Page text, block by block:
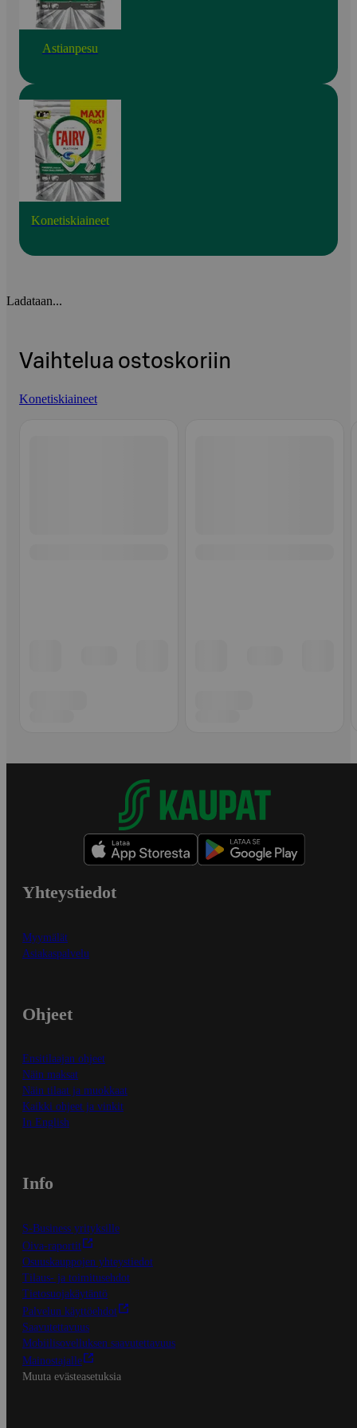
Astianpesu
Konetiskiaineet
Ladataan...
Vaihtelua ostoskoriin
Konetiskiaineet
Yhteystiedot
Myymälät
Asiakaspalvelu
Ohjeet
Ensitilaajan ohjeet
Näin maksat
Näin tilaat ja muokkaat
Kaikki ohjeet ja vinkit
In English
Info
S-Business yrityksille
Oiva-raportit
Osuuskauppojen yhteystiedot
Tilaus- ja toimitusehdot
Tietosuojakäytäntö
Palvelun käyttöehdot
Saavutettavuus
Mobiilisovelluksen saavutettavuus
Mainostajalle
Muuta evästeasetuksia